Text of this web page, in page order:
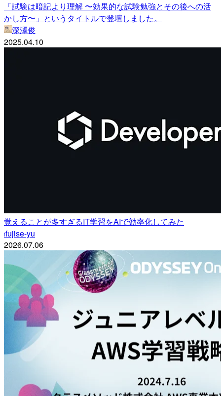
「試験は暗記より理解 〜効果的な試験勉強とその後への活
かし方〜」というタイトルで登壇しました。
深澤俊
2025.04.10
覚えることが多すぎるIT学習をAIで効率化してみた
ffujise-yu
2026.07.06